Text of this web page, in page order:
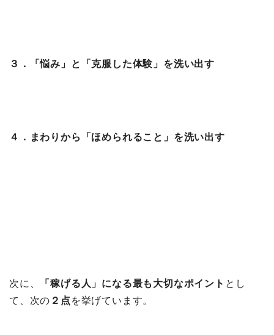
３．「悩み」と「克服した体験」を洗い出す
４．まわりから「ほめられること」を洗い出す
次に、 「稼げる人」になる最も大切なポイント とし
て、次の ２点 を挙げています。